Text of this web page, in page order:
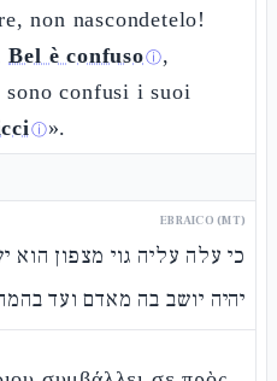
non nascondetelo!
Bel è confusoⓘ,
confusi i suoi
ⓘ».
EBRAICO (MT)
כי עלה עליה גוי מצפון
יהיה יושב בה מאדם ועד